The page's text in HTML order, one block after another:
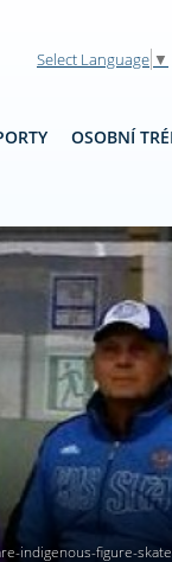
Select Language ▼
OSOBNÍ
indigenous-figure-